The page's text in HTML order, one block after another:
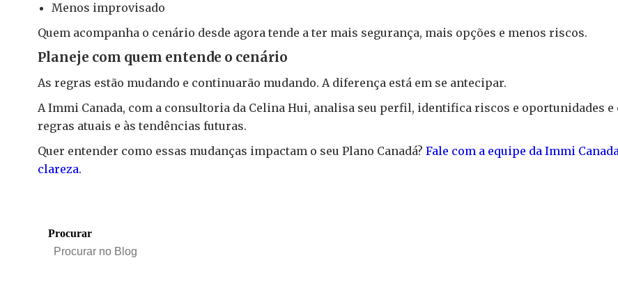
Menos improvisado
Quem acompanha o cenário desde agora tende a ter mais segurança, mais opções e menos riscos.
Planeje com quem entende o cenário
As regras estão mudando e continuarão mudando. A diferença está em se antecipar.
A Immi Canada, com a consultoria da Celina Hui, analisa seu perfil, identifica riscos e oportunidades
regras atuais e às tendências futuras.
Quer entender como essas mudanças impactam o seu Plano Canadá? Fale com a equipe da Immi
clareza.
Procurar